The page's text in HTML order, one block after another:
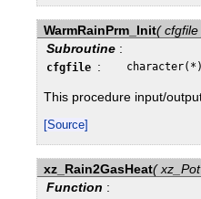
WarmRainPrm_Init( cfgfile
Subroutine :
cfgfile :
This procedure input/
[Source]
xz_Rain2GasHeat(
Function :